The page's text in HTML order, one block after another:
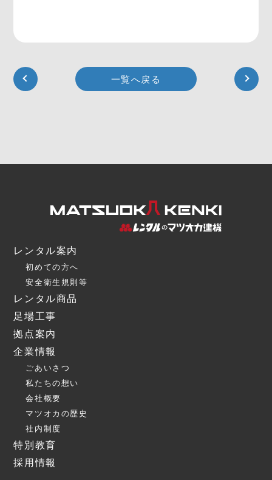
一覧へ戻る
レンタル案内
初めての方へ
安全衛生規則等
レンタル商品
足場工事
拠点案内
企業情報
ごあいさつ
私たちの想い
会社概要
マツオカの歴史
社内制度
特別教育
採用情報